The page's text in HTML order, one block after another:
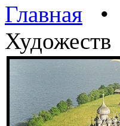
Главная •
Художеств